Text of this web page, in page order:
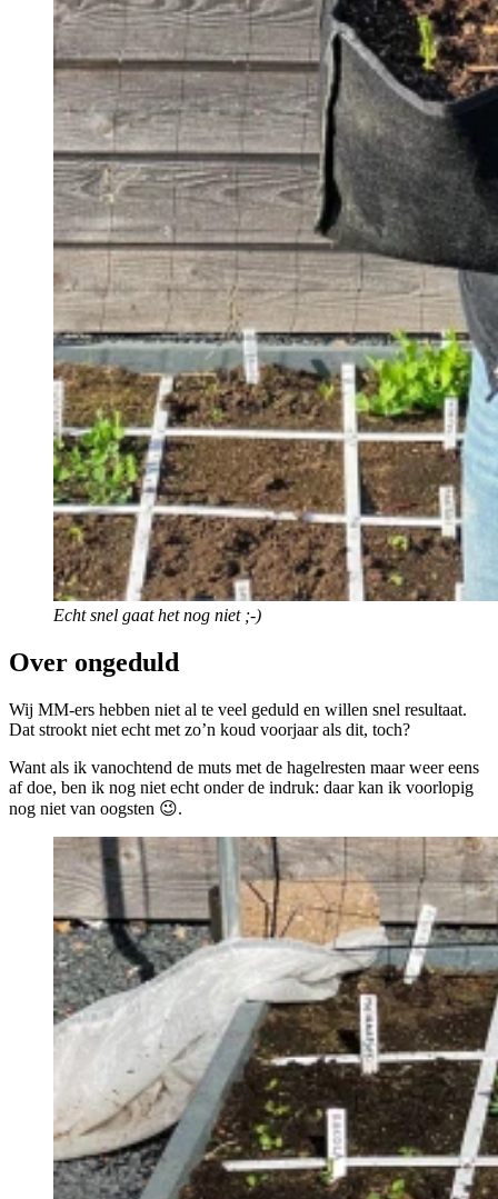
Echt snel gaat het nog niet ;-)
Over ongeduld
Wij MM-ers hebben niet al te veel geduld en willen snel resultaat.
Dat strookt niet echt met zo’n koud voorjaar als dit, toch?
Want als ik vanochtend de muts met de hagelresten maar weer eens
af doe, ben ik nog niet echt onder de indruk: daar kan ik voorlopig
nog niet van oogsten 😉.